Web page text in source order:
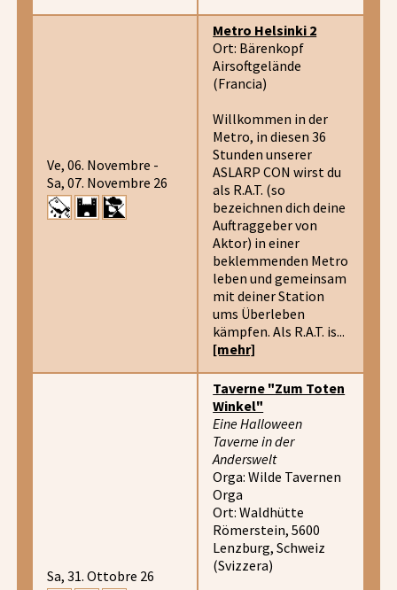
Ve, 06. Novembre -
Sa, 07. Novembre 26
Metro Helsinki 2
Ort: Bärenkopf
Airsoftgelände
(Francia)
Willkommen in der
Metro, in diesen 36
Stunden unserer
ASLARP CON wirst du
als R.A.T. (so
bezeichnen dich deine
Auftraggeber von
Aktor) in einer
beklemmenden Metro
leben und gemeinsam
mit deiner Station
ums Überleben
kämpfen. Als R.A.T. is...
[mehr]
Sa, 31. Ottobre 26
Taverne "Zum Toten
Winkel"
Eine Halloween
Taverne in der
Anderswelt
Orga: Wilde Tavernen
Orga
Ort: Waldhütte
Römerstein, 5600
Lenzburg, Schweiz
(Svizzera)